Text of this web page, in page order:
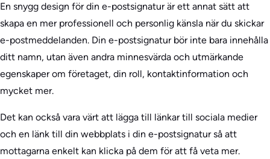
En snygg design för din e-postsignatur är ett annat sätt att
skapa en mer professionell och personlig känsla när du skickar
e-postmeddelanden. Din e-postsignatur bör inte bara innehålla
ditt namn, utan även andra minnesvärda och utmärkande
egenskaper om företaget, din roll, kontaktinformation och
mycket mer.
Det kan också vara värt att lägga till länkar till sociala medier
och en länk till din webbplats i din e-postsignatur så att
mottagarna enkelt kan klicka på dem för att få veta mer.